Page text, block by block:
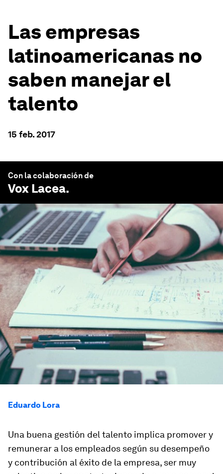
Las empresas
latinoamericanas no
saben manejar el
talento
15 feb. 2017
Con la colaboración de
Vox Lacea.
Eduardo Lora
Una buena gestión del talento implica promover y
remunerar a los empleados según su desempeño
y contribución al éxito de la empresa, ser muy